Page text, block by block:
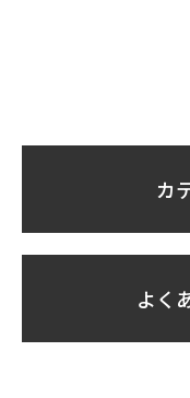
カ
よく